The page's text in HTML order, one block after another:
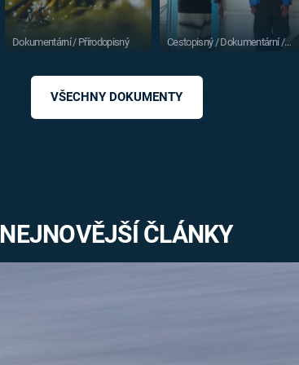
Dokumentární / Přírodopisný
Cestopisný / Dokumentární /
VŠECHNY DOKUMENTY
NEJNOVĚJŠÍ ČLÁNKY